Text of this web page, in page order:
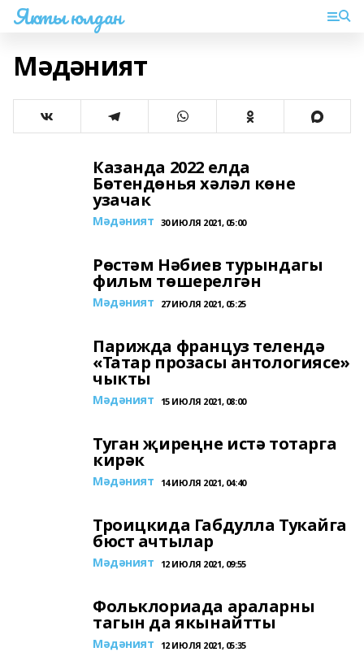
Якты юлдан
Мәдәният
Казанда 2022 елда
Бөтендөнья хәләл көне
узачак
Мәдәният 30 ИЮЛЯ 2021, 05:00
Рөстәм Нәбиев турындагы
фильм төшерелгән
Мәдәният 27 ИЮЛЯ 2021, 05:25
Парижда француз телендә
«Татар прозасы антологиясе»
чыкты
Мәдәният 15 ИЮЛЯ 2021, 08:00
Туган җиреңне истә тотарга
кирәк
Мәдәният 14 ИЮЛЯ 2021, 04:40
Троицкида Габдулла Тукайга
бюст ачтылар
Мәдәният 12 ИЮЛЯ 2021, 09:55
Фольклориада араларны
тагын да якынайтты
Мәдәният 12 ИЮЛЯ 2021, 05:35